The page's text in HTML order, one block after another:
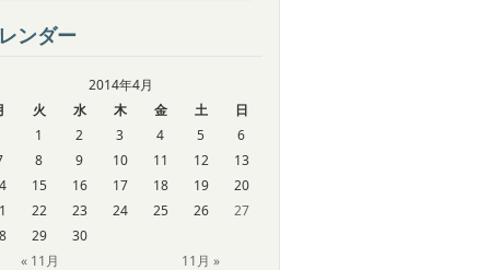
ンダー
2014年4月
火 水 木 金 土 日
« 11月 11月 »
1 2 3 4 5
6
8 9 10 11 12
13
15 16 17 18 19
20
22 23 24 25 26
27
29 30